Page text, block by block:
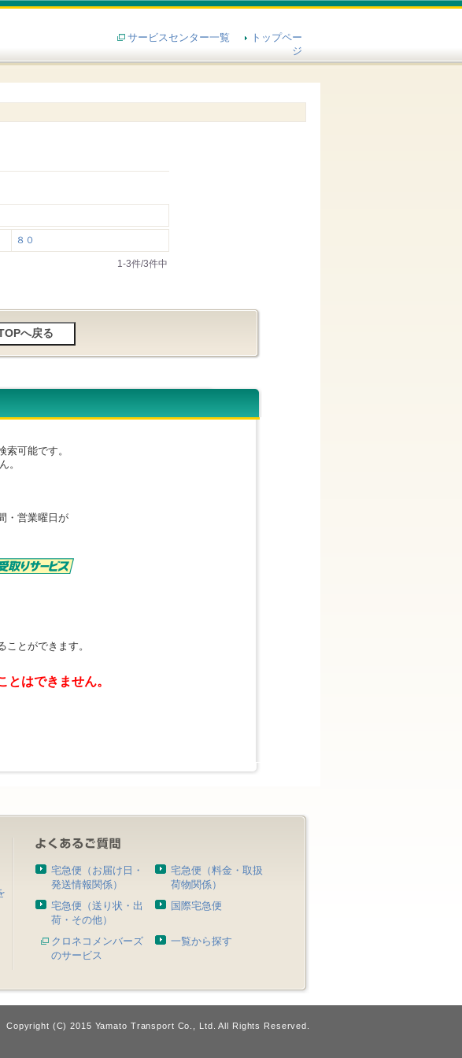
サービスセンター一覧
トップペー
ジ
８０
1-3件/3件中
可能です。
。
・営業曜日が
ことができます。
はできません。
宅急便（お届け日・
発送情報関係）
宅急便（料金・取扱
荷物関係）
宅急便（送り状・出
荷・その他）
国際宅急便
クロネコメンバーズ
のサービス
一覧から探す
Copyright (C) 2015 Yamato Transport Co., Ltd. All Rights Reserved.